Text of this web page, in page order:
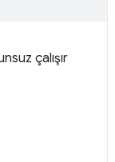
çalışır